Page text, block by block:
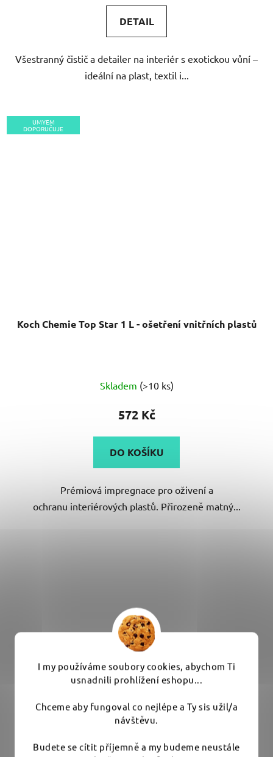
I my používáme soubory cookies, abychom Ti
usnadnili prohlížení eshopu...
Chceme aby fungoval co nejlépe a Ty sis užil/a
návštěvu.
Budete se cítit příjemně a my budeme neustále
DETAIL
Všestranný čistič a detailer na interiér s exotickou vůní –
ideální na plast, textil i...
UMYEM
DOPORUČUJE
Koch Chemie Top Star 1 L - ošetření vnitřních plastů
hodnocení
produktu
5,0
z
hvězdiček.
Skladem (>10 ks)
572 Kč
DO KOŠÍKU
Prémiová impregnace pro oživení a
ochranu interiérových plastů. Přirozeně matný...